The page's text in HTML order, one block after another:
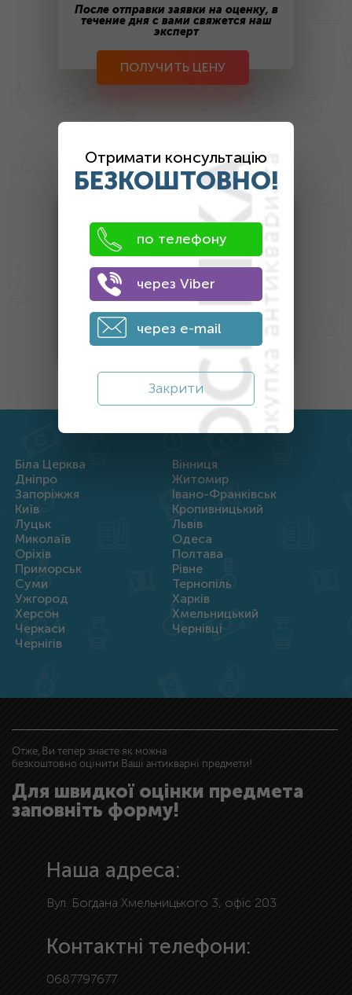
После отправки заявки на оценку, в
течение дня с вами свяжется наш
эксперт
ПОЛУЧИТЬ ЦЕНУ
Оценка
антиквариата
Монети
Банкноти
Інший антикваріат
Нагороди
Біла Церква
Вінниця
Дніпро
Житомир
Запоріжжя
Івано-Франківськ
Київ
Кропивницький
Луцьк
Львів
Миколаїв
Одеса
Оріхів
Полтава
Приморськ
Рівне
Суми
Тернопіль
Ужгород
Харків
Херсон
Хмельницький
Черкаси
Чернівці
Чернігів
Отже, Ви тепер знаєте як можна
безкоштовно оцінити Ваші антикварні предмети!
Для швидкої оцінки предмета
заповніть форму!
Наша адреса:
Вул. Богдана Хмельницького 3, офіс 203
Контактні телефони:
0687797677
Отримати консультацію
БЕЗКОШТОВНО!
по телефону
через Viber
через e-mail
Закрити